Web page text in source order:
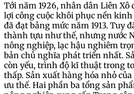
Tới năm 1926, nhân dân Liên
lợi công cuộc khôi phục nền kinh
đã đạt bảng mức năm 1913. Tuy
thành tựu như thế, nhưng nước
nông nghiệp, lạc hậu nghiêm
bản chủ nghĩa phát triển nhất.
còn yếu, trình độ kĩ thuật trong
thấp. Sản xuất hàng hóa nhỏ
ưu thế. Hai phần ba tổng sản